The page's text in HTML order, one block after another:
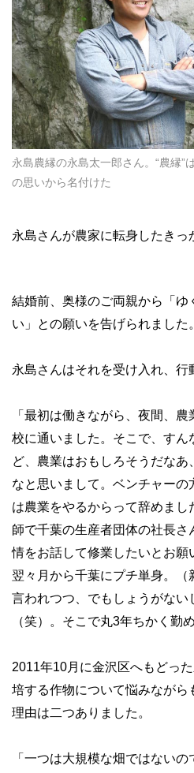
永島農縁の永島太一郎さん。“農縁”
の思いから名付けた
永島さんが農家に転身したきっ
結婚前、奥様のご両親から「ゆ
い」との願いを告げられました。
永島さんはそれを受け入れ、行
「最初は働きながら、夜間、
校に通いました。そこで、すん
ど、農業はおもしろそうだな
なと思いまして。ベンチャーの
は農業をやるからって辞めま
師で千葉の生産者団体の社長
情をお話して修業したいとお
翌々月から千葉にプチ単身。
言われつつ、でもしょうがない
（笑）。そこで丸3年ちかく勤
2011年10月に金沢区へもどっ
培する作物について悩みながら
理由は二つありました。
「一つは大規模な畑ではない